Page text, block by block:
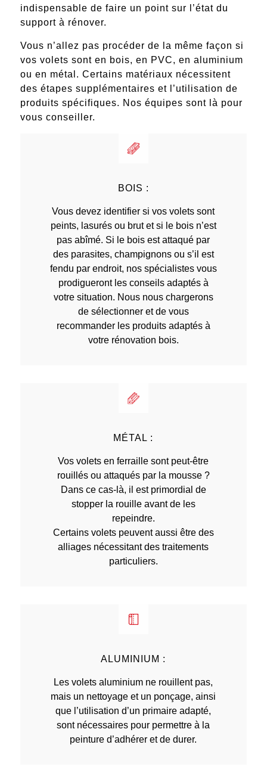
indispensable de faire un point sur l’état du
support à rénover.
Vous n’allez pas procéder de la même façon si
vos volets sont en bois, en PVC, en aluminium
ou en métal. Certains matériaux nécessitent
des étapes supplémentaires et l’utilisation de
produits spécifiques. Nos équipes sont là pour
vous conseiller.
BOIS :
Vous devez identifier si vos volets sont
peints, lasurés ou brut et si le bois n’est
pas abîmé. Si le bois est attaqué par
des parasites, champignons ou s’il est
fendu par endroit, nos spécialistes vous
prodigueront les conseils adaptés à
votre situation. Nous nous chargerons
de sélectionner et de vous
recommander les produits adaptés à
votre rénovation bois.
MÉTAL :
Vos volets en ferraille sont peut-être
rouillés ou attaqués par la mousse ?
Dans ce cas-là, il est primordial de
stopper la rouille avant de les
repeindre.
Certains volets peuvent aussi être des
alliages nécessitant des traitements
particuliers.
ALUMINIUM :
Les volets aluminium ne rouillent pas,
mais un nettoyage et un ponçage, ainsi
que l’utilisation d’un primaire adapté,
sont nécessaires pour permettre à la
peinture d’adhérer et de durer.